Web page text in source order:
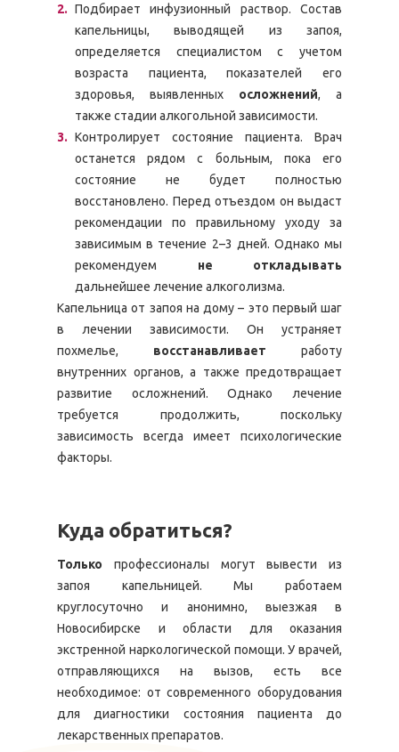
Подбирает инфузионный раствор. Состав
капельницы, выводящей из запоя,
определяется специалистом с учетом
возраста пациента, показателей его
здоровья, выявленных осложнений, а
также стадии алкогольной зависимости.
Контролирует состояние пациента. Врач
останется рядом с больным, пока его
состояние не будет полностью
восстановлено. Перед отъездом он выдаст
рекомендации по правильному уходу за
зависимым в течение 2–3 дней. Однако мы
рекомендуем не откладывать
дальнейшее лечение алкоголизма.
Капельница от запоя на дому – это первый шаг
в лечении зависимости. Он устраняет
похмелье, восстанавливает работу
внутренних органов, а также предотвращает
развитие осложнений. Однако лечение
требуется продолжить, поскольку
зависимость всегда имеет психологические
факторы.
Куда обратиться?
Только профессионалы могут вывести из
запоя капельницей. Мы работаем
круглосуточно и анонимно, выезжая в
Новосибирске и области для оказания
экстренной наркологической помощи. У врачей,
отправляющихся на вызов, есть все
необходимое: от современного оборудования
для диагностики состояния пациента до
лекарственных препаратов.